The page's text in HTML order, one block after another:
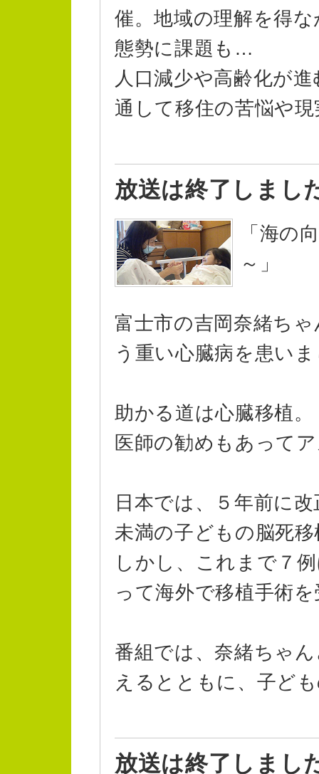
催。地域の理解を得
態勢に課題も…
人口減少や高齢化が
通して移住の苦悩や
放送は終了しまし
「海の
～」
富士市の吉岡奈緒ち
う重い心臓病を患い
助かる道は心臓移植。
医師の勧めもあって
日本では、５年前に
未満の子どもの脳死
しかし、これまで７
って海外で移植手術
番組では、奈緒ちゃ
えるとともに、子ど
放送は終了しまし